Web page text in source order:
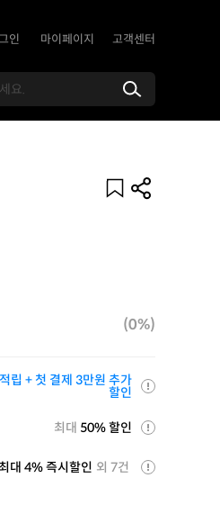
인 마이페이지 고객센터
(0%)
립 + 첫 결제 3만원 추가
할인
최대 50% 할인
대 4% 즉시할인 외 7건